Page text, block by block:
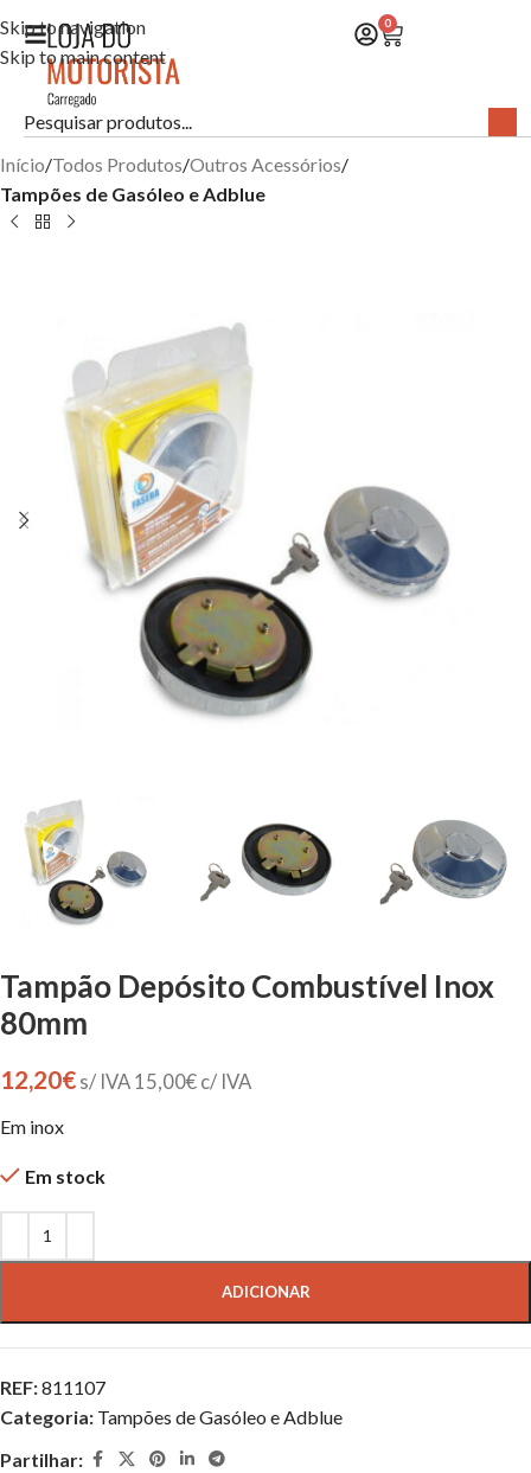
Skip to navigation
Skip to main content
0
Início Todos Produtos Outros Acessórios
Tampões de Gasóleo e Adblue
Tampão Depósito Combustível Inox
80mm
12,20€ s/ IVA 15,00€ c/ IVA
Em inox
Em stock
ADICIONAR
REF:811107
Categoria: Tampões de Gasóleo e Adblue
Partilhar: